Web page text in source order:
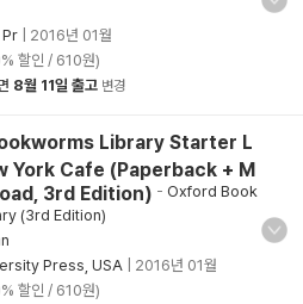
2016년 01월
할인 / 610원)
8월 11일 출고 변경
Library Starter L
York Cafe (Paperback + M
3rd Edition) - Oxford Book
(3rd Edition)
Press, USA
2016년 01월
할인 / 610원)